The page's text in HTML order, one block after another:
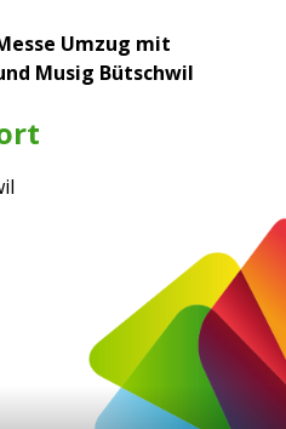
Umzug mit
Musig Bütschwil